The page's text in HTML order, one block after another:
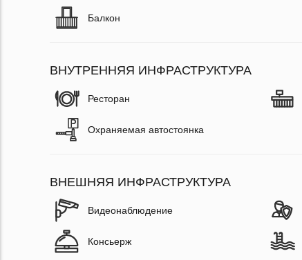
Балкон
ВНУТРЕННЯЯ ИНФРАСТРУКТУРА
Ресторан
Охраняемая автостоянка
ВНЕШНЯЯ ИНФРАСТРУКТУРА
Видеонаблюдение
Консьерж